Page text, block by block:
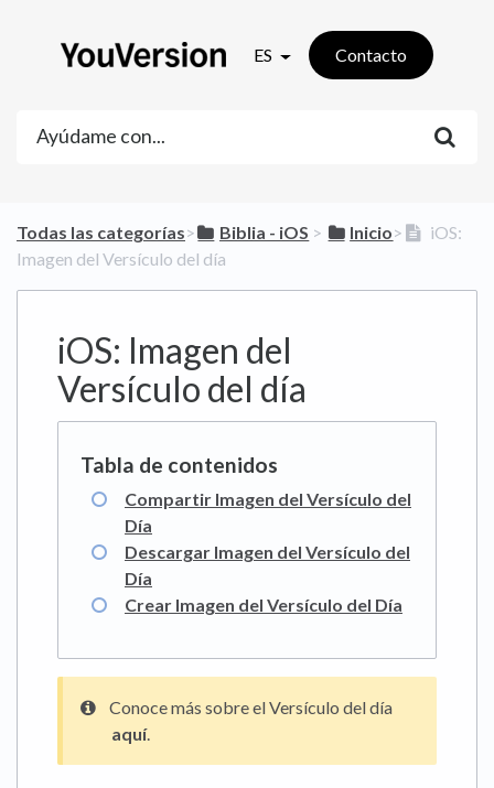
ES Contacto
Todas las categorías​>​ ​Biblia - iOS ​ > ​ ​Inicio​>​
iOS:
Imagen del Versículo del día
iOS: Imagen del
Versículo del día
Compartir Imagen del Versículo del
Día
Descargar Imagen del Versículo del
Día
Crear Imagen del Versículo del Día
Conoce más sobre el Versículo del día
aquí.